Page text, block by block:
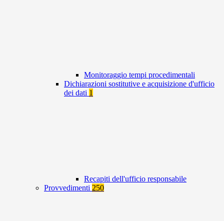
Monitoraggio tempi procedimentali
Dichiarazioni sostitutive e acquisizione d'ufficio
dei dati 1
Recapiti dell'ufficio responsabile
Provvedimenti 250